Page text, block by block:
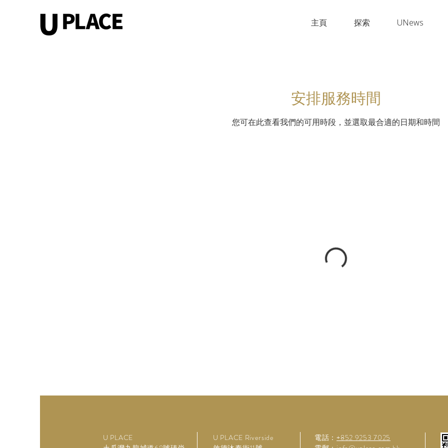
主頁 探索 UNews
安排服務時間
您可在此查看我們的可用時段，並選取最合適的日期和時間
U PLACE
U PLACE Riverside
電話：+852 9253 7025